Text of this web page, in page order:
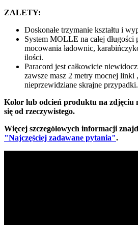
ZALETY:
Doskonałe trzymanie kształtu i
System MOLLE na całej długości
mocowania ładownic,
ilości.
Paracord jest całkowicie
zawsze masz 2 metry mocnej linki
nieprzewidziane skrajne przypadki.
Kolor lub odcień produktu na zdjęciu
się od rzeczywistego.
Więcej szczegółowych informacji
"Najczęściej zadawane pytania".